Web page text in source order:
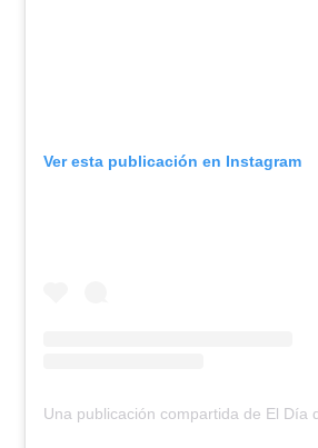
Ver esta publicación en Instagram